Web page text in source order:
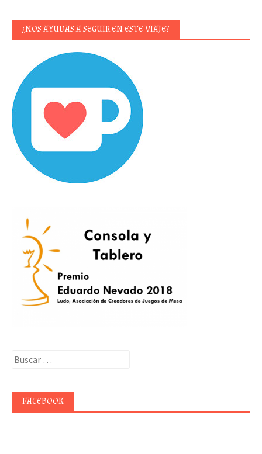
¿NOS AYUDAS A SEGUIR EN ESTE VIAJE?
Buscar:
FACEBOOK